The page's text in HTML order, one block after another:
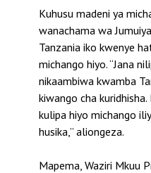
Kuhusu madeni ya
wanachama wa
Tanzania iko kwenye
michango hiyo. “Jana
nikaambiwa kwamba
kiwango cha
kulipa hiyo michango
husika,” aliongeza.
Mapema, Waziri Mkuu